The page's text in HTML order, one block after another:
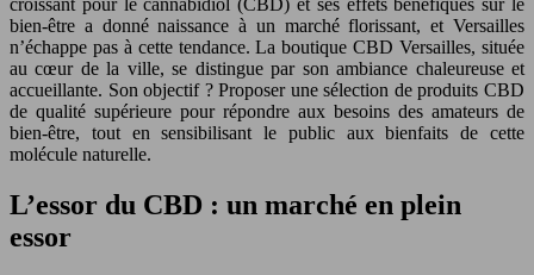
bien-être a donné naissance à un marché florissant, et Versailles
n’échappe pas à cette tendance. La boutique CBD Versailles, située
au cœur de la ville, se distingue par son ambiance chaleureuse et
accueillante. Son objectif ? Proposer une sélection de produits CBD
de qualité supérieure pour répondre aux besoins des amateurs de
bien-être, tout en sensibilisant le public aux bienfaits de cette
molécule naturelle.
L’essor du CBD : un marché en plein
essor